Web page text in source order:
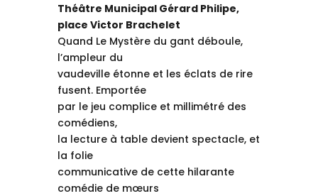
Théâtre Municipal Gérard Philipe,
place Victor Brachelet
Quand Le Mystère du gant déboule,
l’ampleur du
vaudeville étonne et les éclats de rire
fusent. Emportée
par le jeu complice et millimétré des
comédiens,
la lecture à table devient spectacle, et
la folie
communicative de cette hilarante
comédie de mœurs